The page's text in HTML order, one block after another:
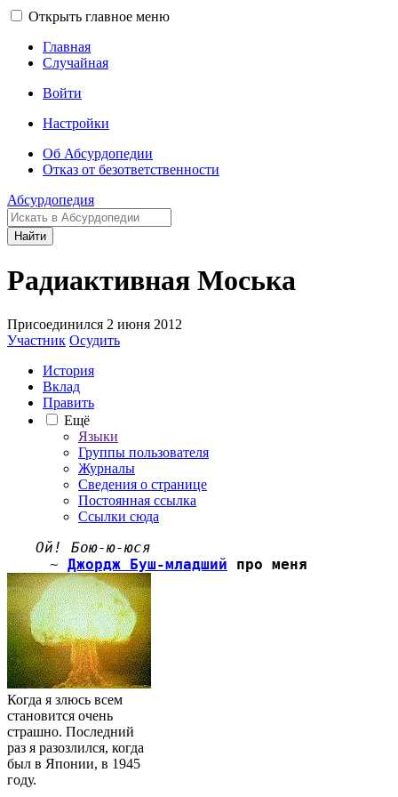
Открыть главное меню
Главная
Случайная
Войти
Настройки
Об Абсурдопедии
Отказ от безответственности
Абсурдопедия
Найти
Радиактивная Моська
Присоединился 2 июня 2012
Участник Осудить
История
Вклад
Править
Ещё
Языки
Группы пользователя
Журналы
Сведения о странице
Постоянная ссылка
Ссылки сюда
Ой! Бою-ю-юся
~ Джордж Буш-младший про меня
Когда я злюсь всем
становится очень
страшно. Последний
раз я разозлился, когда
был в Японии, в 1945
году.